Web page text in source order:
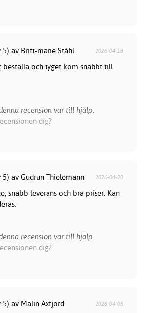
av Britt-marie Ståhl 2026-04-18
beställa och tyget kom snabbt till
recension var till hjälp.
dig?
av Gudrun Thielemann 2026-04-20
snabb leverans och bra priser. Kan
recension var till hjälp.
dig?
av Malin Axfjord 2026-04-06